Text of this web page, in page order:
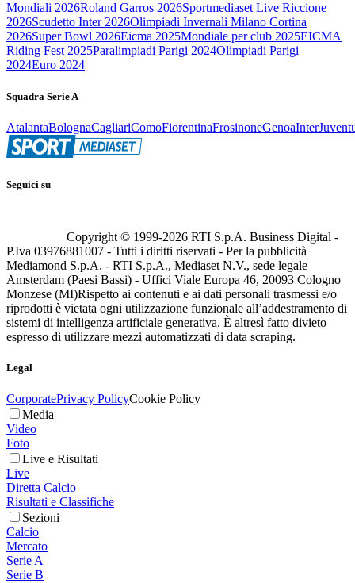
Mondiali 2026Roland Garros 2026Sportmediaset Live Riccione
2026Scudetto Inter 2026Olimpiadi Invernali Milano Cortina
2026Super Bowl 2026Eicma 2025Mondiale per club 2025EICMA
Riding Fest 2025Paralimpiadi Parigi 2024Olimpiadi Parigi
2024Euro 2024
Squadra Serie A
AtalantaBolognaCagliariComoFiorentinaFrosinoneGenoaInter
Seguici su
Copyright © 1999-2026 RTI S.p.A. Business Digital -
P.Iva 03976881007 - Tutti i diritti riservati - Per la pubblicità
Mediamond S.p.A. - RTI S.p.A., Mediaset N.V., sede legale
Amsterdam (Paesi Bassi) - Uffici Viale Europa 46, 20093 Cologno
Monzese (MI)Rispetto ai contenuti e ai dati personali trasmessi e/o
riprodotti è vietata ogni utilizzazione funzionale all’addestramento di
sistemi di intelligenza artificiale generativa. È altresì fatto divieto
espresso di utilizzare mezzi automatizzati di data scraping.
Legal
CorporatePrivacy PolicyCookie Policy
Media
Video
Foto
Live e Risultati
Live
Diretta Calcio
Risultati e Classifiche
Sezioni
Calcio
Mercato
Serie A
Serie B